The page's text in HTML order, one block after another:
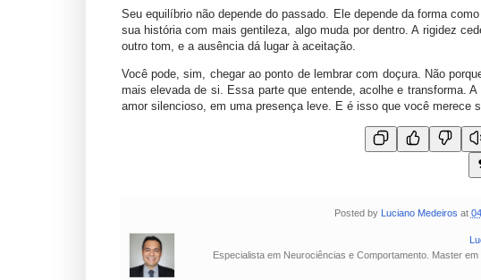
Seu equilíbrio não depende do passado. Ele depende da forma
sua história com mais gentileza, algo muda por dentro. A rigidez
outro tom, e a ausência dá lugar à aceitação.
Você pode, sim, chegar ao ponto de lembrar com doçura. Não
mais elevada de si. Essa parte que entende, acolhe e transforma.
amor silencioso, em uma presença leve. E é isso que você merece
Posted by Luciano Medeiros at
Especialista em Neurociências e Comportamento. Master